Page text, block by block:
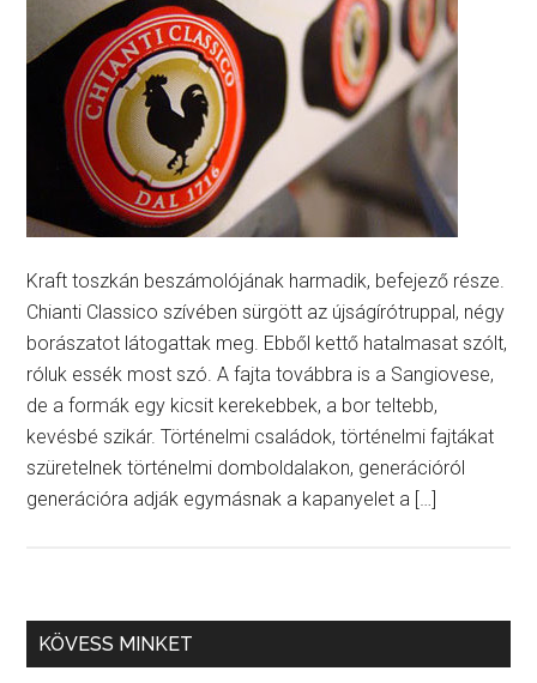
Kraft toszkán beszámolójának harmadik, befejező része.
Chianti Classico szívében sürgött az újságírótruppal, négy
borászatot látogattak meg. Ebből kettő hatalmasat szólt,
róluk essék most szó. A fajta továbbra is a Sangiovese,
de a formák egy kicsit kerekebbek, a bor teltebb,
kevésbé szikár. Történelmi családok, történelmi fajtákat
szüretelnek történelmi domboldalakon, generációról
generációra adják egymásnak a kapanyelet a […]
KÖVESS MINKET